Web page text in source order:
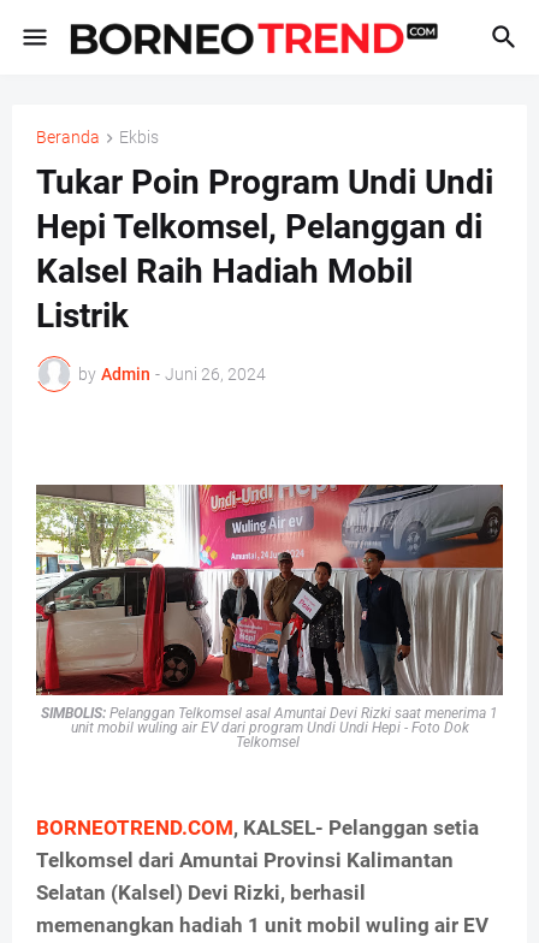
Beranda Ekbis
Tukar Poin Program Undi Undi
Hepi Telkomsel, Pelanggan di
Kalsel Raih Hadiah Mobil
Listrik
by Admin - Juni 26, 2024
SIMBOLIS: Pelanggan Telkomsel asal Amuntai Devi Rizki saat menerima 1
unit mobil wuling air EV dari program Undi Undi Hepi - Foto Dok
Telkomsel
BORNEOTREND.COM, KALSEL- Pelanggan setia
Telkomsel dari Amuntai Provinsi Kalimantan
Selatan (Kalsel) Devi Rizki, berhasil
memenangkan hadiah 1 unit mobil wuling air EV